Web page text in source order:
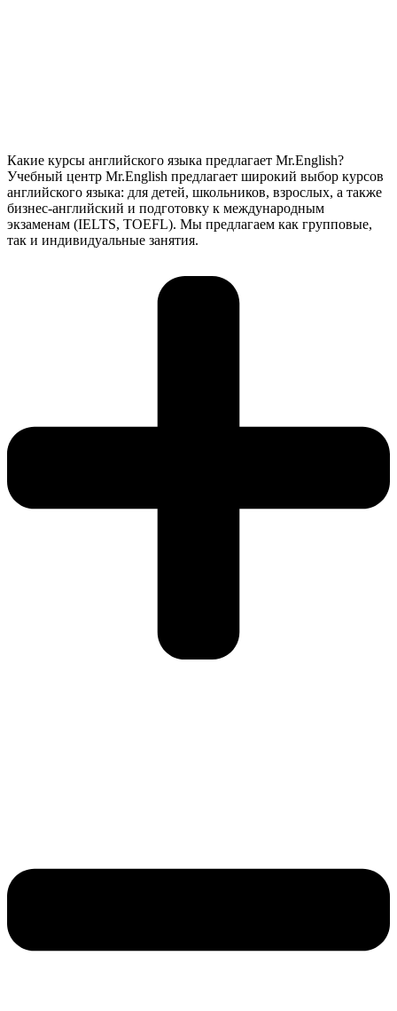
Какие курсы английского языка предлагает Mr.English?
Учебный центр Mr.English предлагает широкий выбор курсов
английского языка: для детей, школьников, взрослых, а также
бизнес-английский и подготовку к международным
экзаменам (IELTS, TOEFL). Мы предлагаем как групповые,
так и индивидуальные занятия.